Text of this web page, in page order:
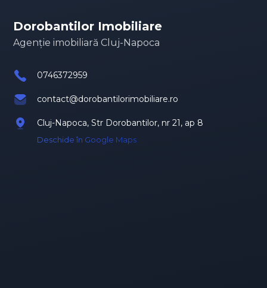
Dorobantilor Imobiliare
Agenție imobiliară Cluj-Napoca
0746372959
contact@dorobantilorimobiliare.ro
Cluj-Napoca, Str Dorobantilor, nr 21, ap 8
Deschide în Google Maps